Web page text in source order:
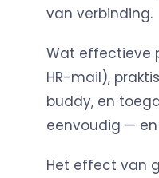
van verbinding.
Wat effectieve
HR-mail),
buddy, en
eenvoudig —
Het effect van